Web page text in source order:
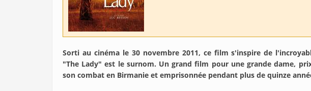
Sorti au cinéma le 30 novembre 2011, ce film s'inspire de
"The Lady" est le surnom. Un grand film pour une grande dame,
son combat en Birmanie et emprisonnée pendant plus de quinze